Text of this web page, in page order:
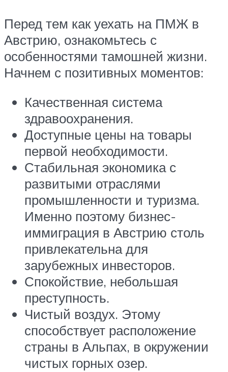
Перед тем как уехать на ПМЖ в
Австрию, ознакомьтесь с
особенностями тамошней жизни.
Начнем с позитивных моментов:
Качественная система
здравоохранения.
Доступные цены на товары
первой необходимости.
Стабильная экономика с
развитыми отраслями
промышленности и туризма.
Именно поэтому бизнес-
иммиграция в Австрию столь
привлекательна для
зарубежных инвесторов.
Спокойствие, небольшая
преступность.
Чистый воздух. Этому
способствует расположение
страны в Альпах, в окружении
чистых горных озер.